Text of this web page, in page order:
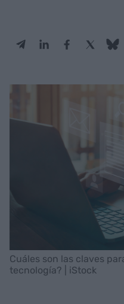
Cuáles son las claves
tecnología? | iStock